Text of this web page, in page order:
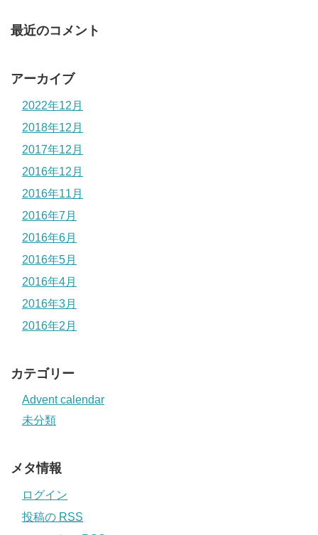
最近のコメント
アーカイブ
2022年12月
2018年12月
2017年12月
2016年12月
2016年11月
2016年7月
2016年6月
2016年5月
2016年4月
2016年3月
2016年2月
カテゴリー
Advent calendar
未分類
メタ情報
ログイン
投稿の RSS